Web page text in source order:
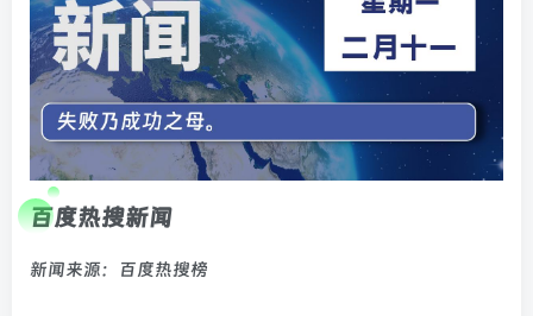
百度热搜新闻
新闻来源：百度热搜榜